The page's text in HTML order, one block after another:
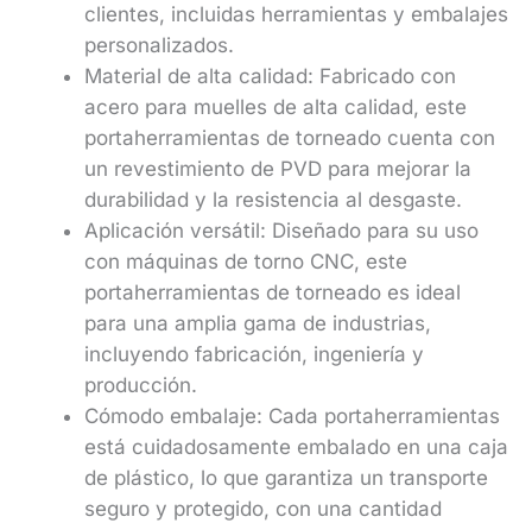
clientes, incluidas herramientas y embalajes
personalizados.
Material de alta calidad: Fabricado con
acero para muelles de alta calidad, este
portaherramientas de torneado cuenta con
un revestimiento de PVD para mejorar la
durabilidad y la resistencia al desgaste.
Aplicación versátil: Diseñado para su uso
con máquinas de torno CNC, este
portaherramientas de torneado es ideal
para una amplia gama de industrias,
incluyendo fabricación, ingeniería y
producción.
Cómodo embalaje: Cada portaherramientas
está cuidadosamente embalado en una caja
de plástico, lo que garantiza un transporte
seguro y protegido, con una cantidad